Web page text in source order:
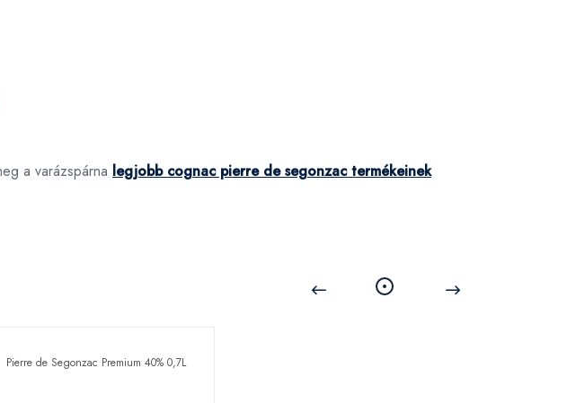
a varázspárna legjobb cognac pierre de segonzac termékeinek